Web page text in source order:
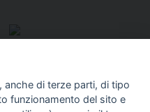
di terze parti, di tipo
funzionamento del sito e